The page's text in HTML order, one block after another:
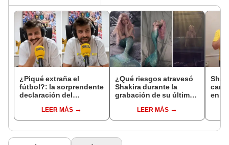
¿Piqué extraña el
fútbol?: la sorprendente
declaración del
del FC Barcelona
LEER MÁS
¿Qué riesgos atravesó
Shakira durante la
grabación de su último
vacía”?LEER MÁS
en